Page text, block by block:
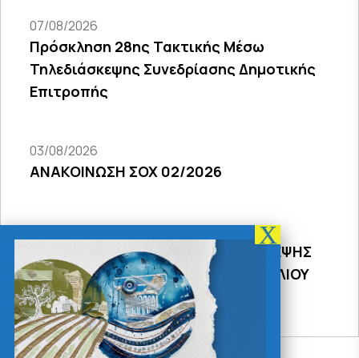
07/08/2026
Πρόσκληση 28ης Τακτικής Μέσω
Τηλεδιάσκεψης Συνεδρίασης Δημοτικής
Επιτροπής
03/08/2026
ΑΝΑΚΟΙΝΩΣΗ ΣΟΧ 02/2026
31/07/2026
ΠΡΟΣΚΛΗΣΗ 18Σ ΜΕΣΩ ΤΗΛΕΔΙΑΣΚΕΨΗΣ
ΣΥΝΕΔΡΙΑΣΗΣ ΔΗΜΟΤΙΚΟΥ ΣΥΜΒΟΥΛΙΟΥ
2026